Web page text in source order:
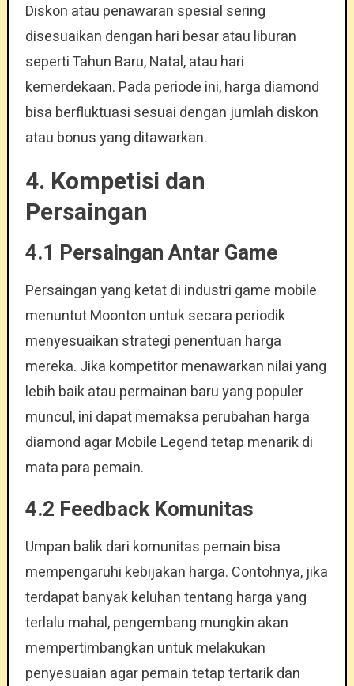
Diskon atau penawaran spesial sering
disesuaikan dengan hari besar atau liburan
seperti Tahun Baru, Natal, atau hari
kemerdekaan. Pada periode ini, harga diamond
bisa berfluktuasi sesuai dengan jumlah diskon
atau bonus yang ditawarkan.
4. Kompetisi dan
Persaingan
4.1 Persaingan Antar Game
Persaingan yang ketat di industri game mobile
menuntut Moonton untuk secara periodik
menyesuaikan strategi penentuan harga
mereka. Jika kompetitor menawarkan nilai yang
lebih baik atau permainan baru yang populer
muncul, ini dapat memaksa perubahan harga
diamond agar Mobile Legend tetap menarik di
mata para pemain.
4.2 Feedback Komunitas
Umpan balik dari komunitas pemain bisa
mempengaruhi kebijakan harga. Contohnya, jika
terdapat banyak keluhan tentang harga yang
terlalu mahal, pengembang mungkin akan
mempertimbangkan untuk melakukan
penyesuaian agar pemain tetap tertarik dan